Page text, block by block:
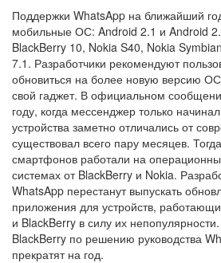
Поддержки WhatsApp на ближайший
мобильные ОС: Android 2.1 и Android
BlackBerry 10, Nokia S40, Nokia
7.1. Разработчики рекомендуют
обновиться на более новую версию
свой гаджет. В официальном
году, когда мессенджер только
устройства заметно отличались от
существовал всего пару месяцев.
смартфонов работали на
системах от BlackBerry и Nokia.
WhatsApp перестанут выпускать
приложения для устройств,
и BlackBerry в силу их
BlackBerry по решению руководства
прекратят на год.